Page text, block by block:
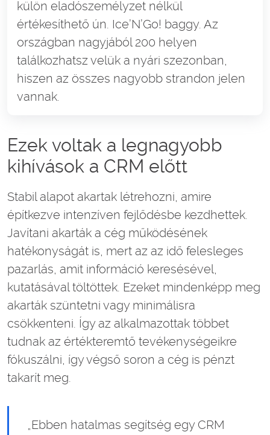
külön eladószemélyzet nélkül
értékesíthető ún. Ice’N’Go! baggy. Az
országban nagyjából 200 helyen
találkozhatsz velük a nyári szezonban,
hiszen az összes nagyobb strandon jelen
vannak.
Ezek voltak a legnagyobb
kihívások a CRM előtt
Stabil alapot akartak létrehozni, amire
építkezve intenzíven fejlődésbe kezdhettek.
Javítani akarták a cég működésének
hatékonyságát is, mert az az idő felesleges
pazarlás, amit információ keresésével,
kutatásával töltöttek. Ezeket mindenképp meg
akarták szüntetni vagy minimálisra
csökkenteni. Így az alkalmazottak többet
tudnak az értékteremtő tevékenységeikre
fókuszálni, így végső soron a cég is pénzt
takarít meg.
„Ebben hatalmas segítség egy CRM